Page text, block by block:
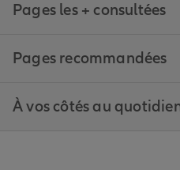
Pages les + consultées
Pages recommandées
À vos côtés au